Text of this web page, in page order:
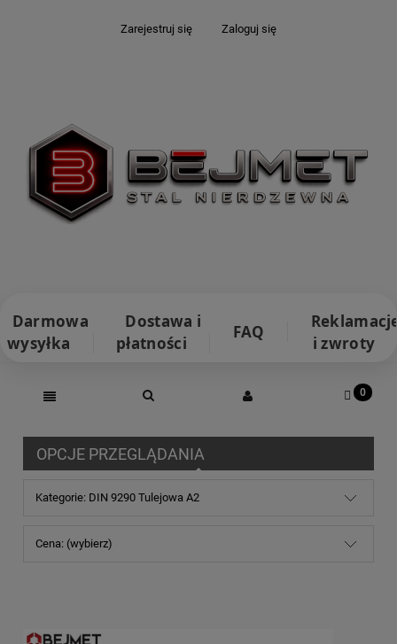
Zarejestruj się Zaloguj się
Darmowa
wysyłka
Dostawa i
płatności
FAQ
i zwroty
OPCJE PRZEGLĄDANIA
Kategorie: DIN 9290 Tulejowa A2
Cena: (wybierz)